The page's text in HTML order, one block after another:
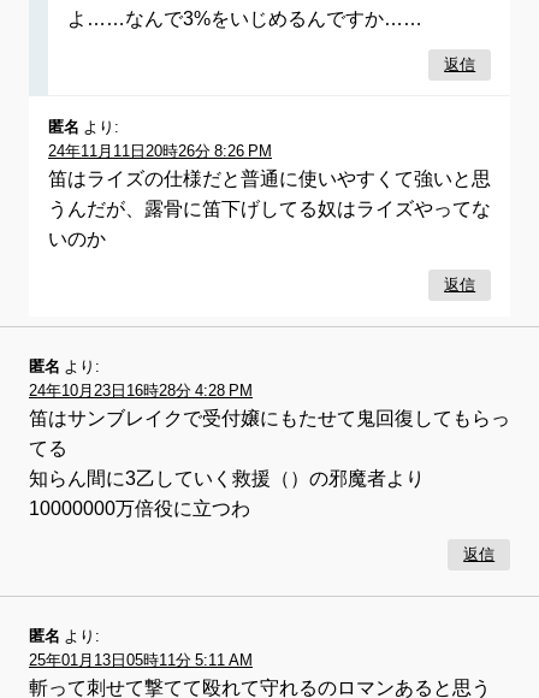
よ……なんで3%をいじめるんですか……
返信
匿名 より:
24年11月11日20時26分 8:26 PM
笛はライズの仕様だと普通に使いやすくて強いと思
うんだが、露骨に笛下げしてる奴はライズやってな
いのか
返信
匿名 より:
24年10月23日16時28分 4:28 PM
笛はサンブレイクで受付嬢にもたせて鬼回復してもらっ
てる
知らん間に3乙していく救援（）の邪魔者より
10000000万倍役に立つわ
返信
匿名 より:
25年01月13日05時11分 5:11 AM
斬って刺せて撃てて殴れて守れるのロマンあると思う